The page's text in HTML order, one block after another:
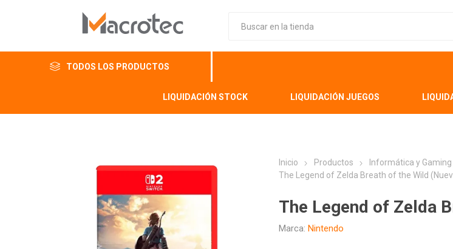
TODOS LOS PRODUCTOS
LIQUIDACIÓN STOCK LIQUIDACIÓN JUEGOS
Inicio Productos Informática y Gaming
The Legend of Zelda Breath of the Wild
The Legend of Zelda
Marca: Nintendo